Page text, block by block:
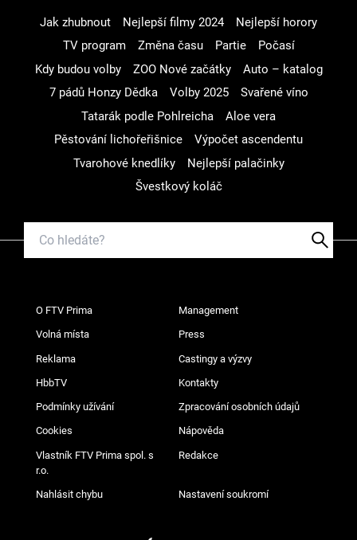
Jak zhubnout Nejlepší filmy 2024
Nejlepší horory
TV program
Změna času Partie
Počasí
Kdy budou volby
ZOO Nové začátky
Auto – katalog
7 pádů Honzy Dědka
Volby 2025
Svařené víno
Tatarák podle Pohlreicha
Aloe vera
Pěstování lichořeřišnice
Výpočet ascendentu
Tvarohové knedlíky
Nejlepší palačinky
Švestkový koláč
O FTV Prima Management
Volná místa Press
Reklama Castingy a výzvy
HbbTV Kontakty
Podmínky užívání Zpracování osobních údajů
Cookies Nápověda
Vlastník FTV Prima spol. s
r.o.
Redakce
Nahlásit chybu Nastavení soukromí